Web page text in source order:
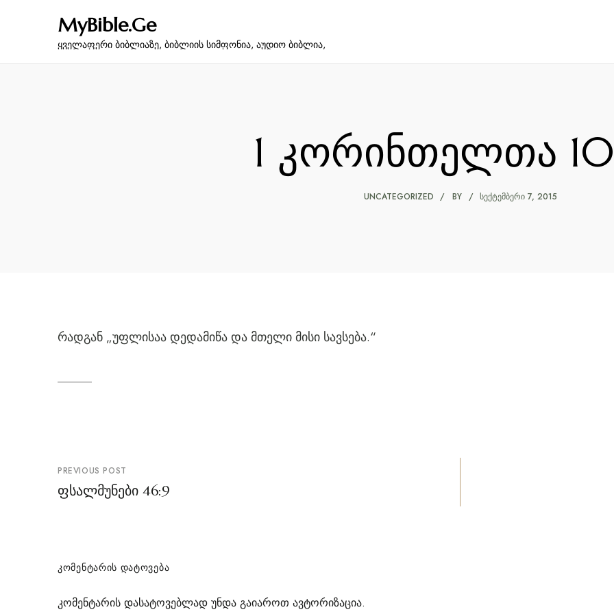
MyBible.Ge
ყველაფერი ბიბლიაზე, ბიბლიის სიმფონია, აუდიო ბიბლია,
1 კორინთელთა
UNCATEGORIZED BY ᲡᲔᲥᲢᲔᲛᲑᲔᲠᲘ 7, 2015
რადგან „უფლისაა დედამიწა და მთელი მისი სავსება.“
პოსტის
ნავიგაცია
PREVIOUS POST
ფსალმუნები 46:9
ᲙᲝᲛᲔᲜᲢᲐᲠᲘᲡ ᲓᲐᲢᲝᲕᲔᲑᲐ
კომენტარის დასატოვებლად უნდა გაიაროთ ავტორიზაცია.